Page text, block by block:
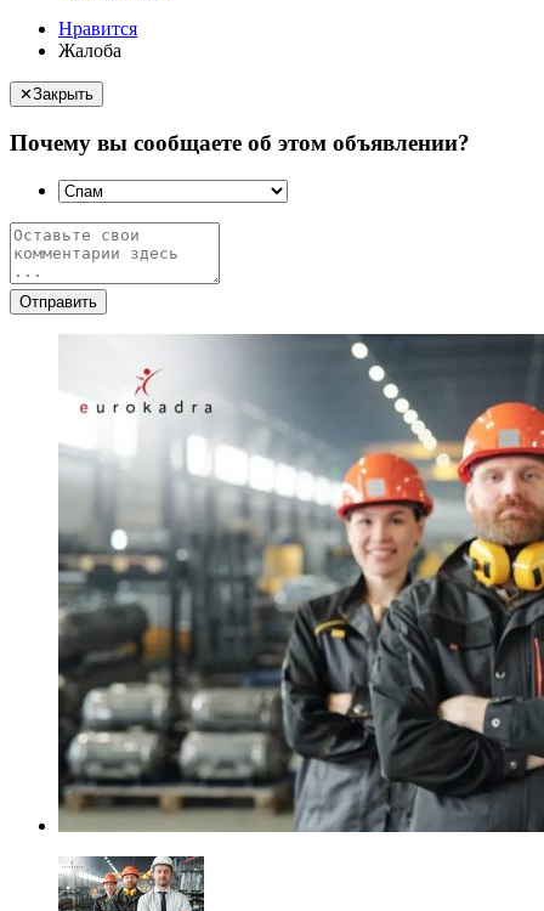
Нравится
Жалоба
✕Закрыть
Почему вы сообщаете об этом объявлении?
Отправить